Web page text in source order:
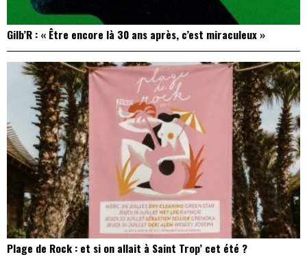
Gilb’R : « Être encore là 30 ans après, c’est miraculeux »
Plage de Rock : et si on allait à Saint Trop’ cet été ?